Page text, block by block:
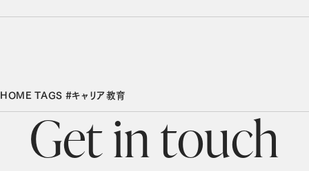
HOME TAGS #キャリア教育
Getintouch